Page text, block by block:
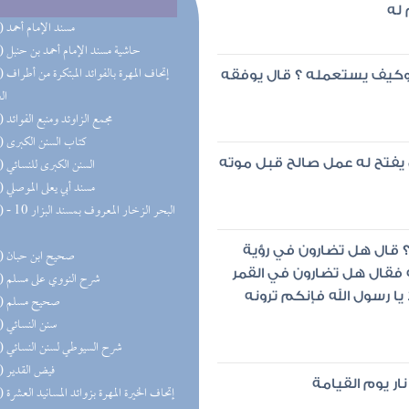
(50) مسند الإمام أحمد
(32) حاشية مسند الإمام أحمد بن حنبل
(31)
(27) مجمع الزاوئد ومنبع الفوائد
(20) كتاب السنن الكبرى
(19) السنن الكبرى للنسائي
(18) مسند أبي يعلى الموصلي
(17)
(16) صحيح ابن حبان
(15) شرح النووي على مسلم
(15) صحيح مسلم
(13) سنن النسائي
(13) شرح السيوطي لسنن النسائي
(11) فيض القدير
(10) إتحاف الخيرة المهرة بزوائد المسانيد العشرة
له
وكيف يستعمله ؟ قال يوفقه
يفتح له عمل صالح قبل موته
؟ قال هل تضارون في رؤية
فقال هل تضارون في القمر
يا رسول الله فإنكم ترونه
يوم القيامة